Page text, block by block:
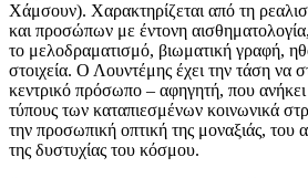
Χάμσουν). Χαρακτηρίζεται από τη
και προσώπων με έντονη
το μελοδραματισμό, βιωματική γραφή,
στοιχεία. Ο Λουντέμης έχει την τάση να
κεντρικό πρόσωπο – αφηγητή, που
τύπους των καταπιεσμένων κοινωνικά
την προσωπική οπτική της μοναξιάς, του
της δυστυχίας του κόσμου.